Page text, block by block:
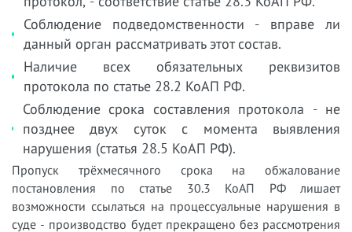
Соблюдение подведомственности - вправе ли
данный орган рассматривать этот состав.
Наличие всех обязательных реквизитов
протокола по статье 28.2 КоАП РФ.
Соблюдение срока составления протокола - не
позднее двух суток с момента выявления
нарушения (статья 28.5 КоАП РФ).
Пропуск трёхмесячного срока на обжалование
постановления по статье 30.3 КоАП РФ лишает
возможности ссылаться на процессуальные нарушения в
суде - производство будет прекращено без рассмотрения